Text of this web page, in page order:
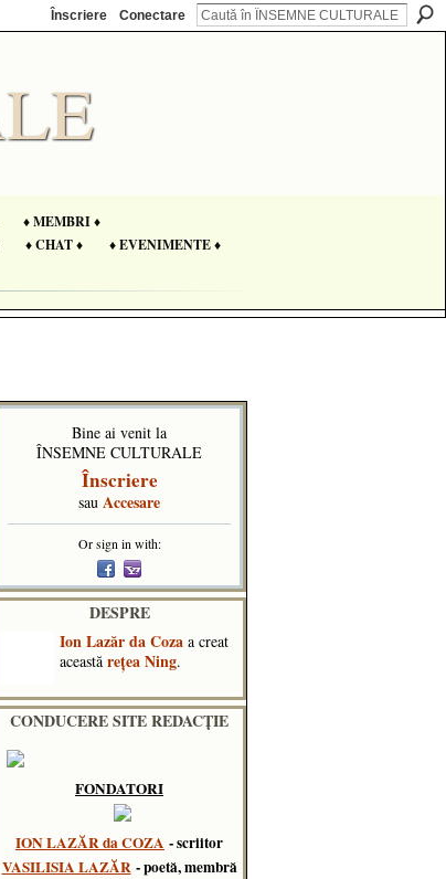
Înscriere Conectare
♦ MEMBRI ♦
♦ CHAT ♦
♦ EVENIMENTE ♦
Bine ai venit la
ÎNSEMNE CULTURALE
Înscriere
sau Accesare
Or sign in with:
DESPRE
Ion Lazăr da Coza a creat
această reţea Ning.
CONDUCERE SITE REDACȚIE
FONDATORI
ION LAZĂR da COZA - scriitor
VASILISIA LAZĂR - poetă, membră